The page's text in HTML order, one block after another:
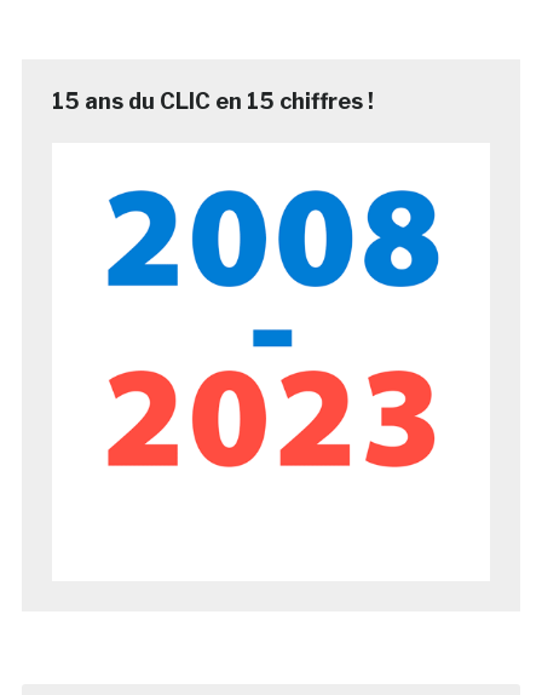
15 ans du CLIC en 15 chiffres !